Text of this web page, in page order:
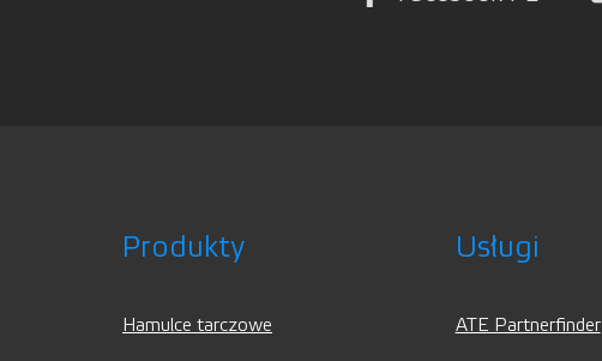
Produkty
Hamulce tarczowe
Usługi
ATE Partnerfinder